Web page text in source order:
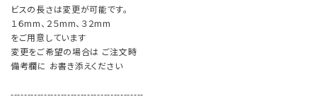
ビスの長さは変更が可能です。
１６mm、２５mm、３２mm
をご用意しています
変更をご希望の場合は ご注文時
備考欄に お書き添えください
----------------------------------------